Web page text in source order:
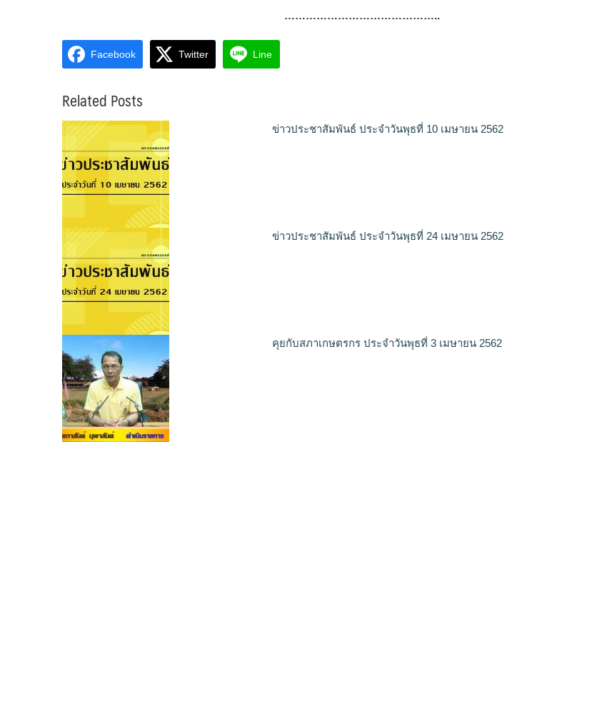
……………………………………..
Facebook Twitter Line
Related Posts
ข่าวประชาสัมพันธ์ ประจำวันพุธที่ 10 เมษายน 2562
ข่าวประชาสัมพันธ์ ประจำวันพุธที่ 24 เมษายน 2562
คุยกับสภาเกษตรกร ประจำวันพุธที่ 3 เมษายน 2562